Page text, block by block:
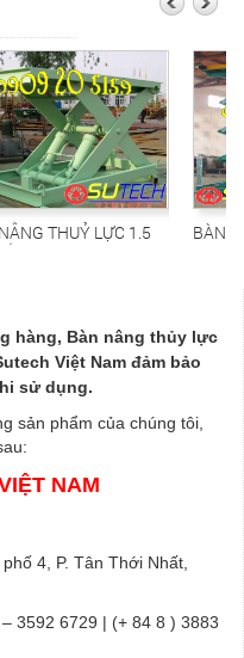
LỰC 1.5
BÀN NÂNG
Bàn nâng thủy lực
Việt Nam đảm bảo
sử dụng.
phẩm của chúng tôi,
NAM
4, P. Tân Thới Nhất,
3592 6729 | (+ 84 8 ) 3883